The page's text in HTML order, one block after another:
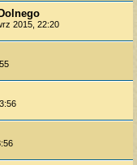
2015, 22:20